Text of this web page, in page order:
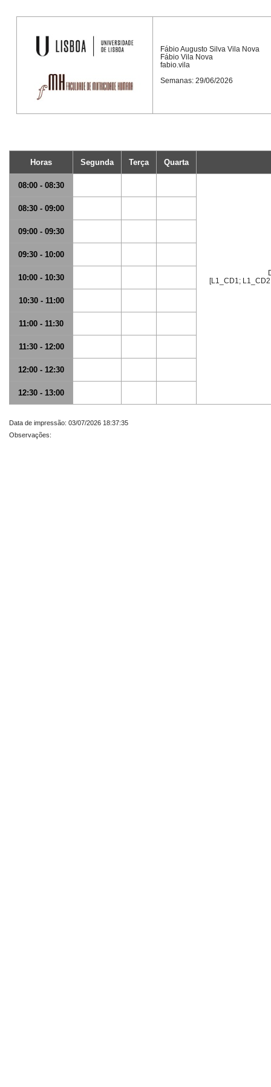
Fábio Augusto Silva Vila Nova
Fábio Vila Nova
fabio.vila
Semanas: 29/06/2026
Horas Segunda Terça Quarta
08:00 - 08:30
[L1_CD1;
08:30 - 09:00
09:00 - 09:30
09:30 - 10:00
10:00 - 10:30
10:30 - 11:00
11:00 - 11:30
11:30 - 12:00
12:00 - 12:30
12:30 - 13:00
Data de impressão: 03/07/2026 18:37:35
Observações: